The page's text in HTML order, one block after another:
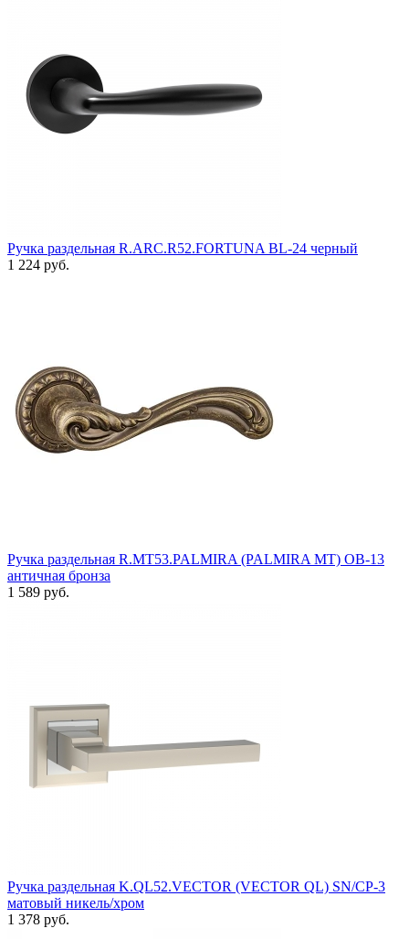
Ручка раздельная R.ARC.R52.FORTUNA BL-24 черный
1 224 руб.
Ручка раздельная R.MT53.PALMIRA (PALMIRA MT) OB-13
античная бронза
1 589 руб.
Ручка раздельная K.QL52.VECTOR (VECTOR QL) SN/CP-3
матовый никель/хром
1 378 руб.